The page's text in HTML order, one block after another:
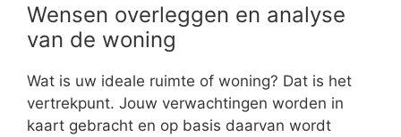
Wensen overleggen en analyse
van de woning
Wat is uw ideale ruimte of woning? Dat is het
vertrekpunt. Jouw verwachtingen worden in
kaart gebracht en op basis daarvan wordt